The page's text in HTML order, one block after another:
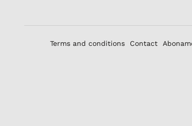
Terms and conditions Contact